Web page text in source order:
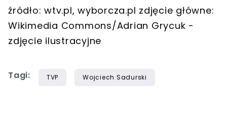
źródło: wtv.pl, wyborcza.pl zdjęcie główne:
Wikimedia Commons/Adrian Grycuk -
zdjęcie ilustracyjne
Tagi: TVP Wojciech Sadurski